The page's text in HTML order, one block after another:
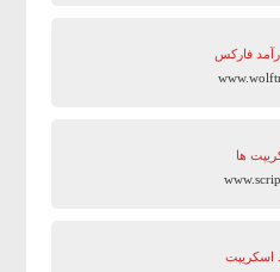
فارکس
ها
اسکریپت